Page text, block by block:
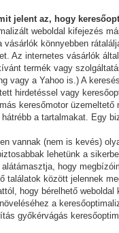
jelent az, hogy
weboldal kifejezés
vásárlók könnyebben
Az internetes vásárlók
termék vagy
vagy a Yahoo is.) A
hirdetéssel vagy
keresőmotor
hátrébb a tartalmakat. Egy
vannak (nem is kevés)
lehetünk a
hogy
találatok között jelennek
hogy bérelhető
a
győkérvágás